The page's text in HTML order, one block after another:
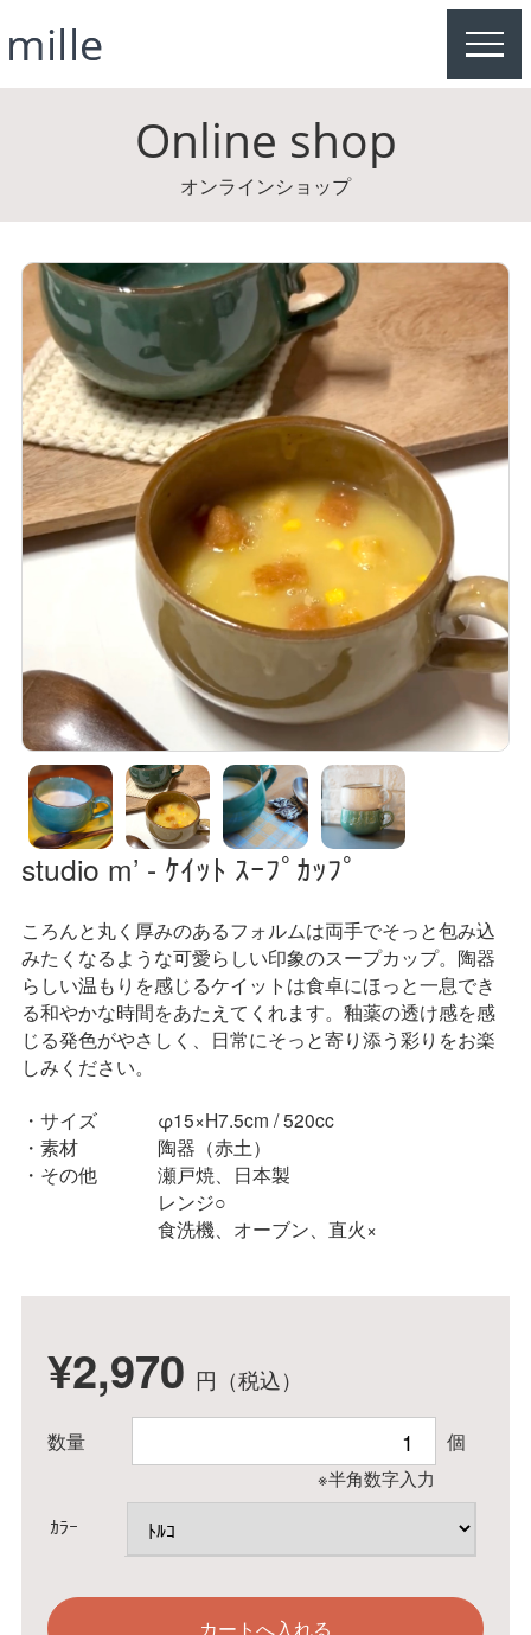
Online shop
オンラインショップ
studio m’ - ｹｲｯﾄ ｽｰﾌﾟｶｯﾌﾟ
ころんと丸く厚みのあるフォルムは両手でそっと包み込
みたくなるような可愛らしい印象のスープカップ。 陶器
らしい温もりを感じるケイットは食卓にほっと一息でき
る和やかな時間をあたえてくれます。 釉薬の透け感を感
じる発色がやさしく、 日常にそっと寄り添う彩りをお楽
しみください。
サイズ
φ15×H7.5cm / 520cc
素材
陶器（赤土）
その他
瀬戸焼、日本製
レンジ○
食洗機、オーブン、直火×
¥2,970 円（税込）
数量 個
※半角数字入力
ｶﾗｰ